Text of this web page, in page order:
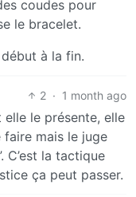
coudes pour
le bracelet.
à la fin.
2 · 1 month ago
le présente, elle
faire mais le juge
C’est la tactique
ça peut passer.